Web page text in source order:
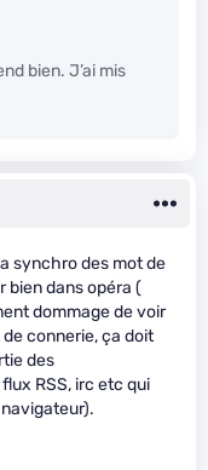
bien. J’ai mis
synchro des mot de
dans opéra (
dommage de voir
de connerie, ça doit
des
RSS, irc etc qui